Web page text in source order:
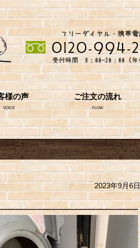
様の声
VOICE
ご注文の流れ
FLOW
2023年9月6日